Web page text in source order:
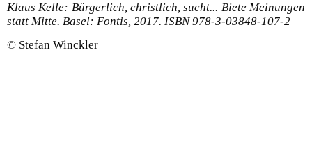
Klaus Kelle: Bürgerlich, christlich, sucht... Biete Meinungen
statt Mitte. Basel: Fontis, 2017. ISBN 978-3-03848-107-2
© Stefan Winckler